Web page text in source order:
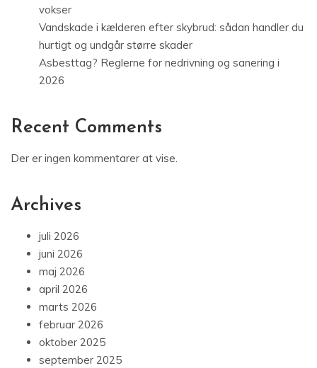
vokser
Vandskade i kælderen efter skybrud: sådan handler du
hurtigt og undgår større skader
Asbesttag? Reglerne for nedrivning og sanering i
2026
Recent Comments
Der er ingen kommentarer at vise.
Archives
juli 2026
juni 2026
maj 2026
april 2026
marts 2026
februar 2026
oktober 2025
september 2025